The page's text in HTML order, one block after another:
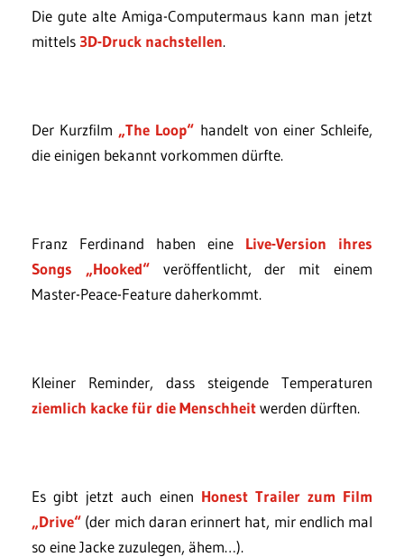
Die gute alte Amiga-Computermaus kann man jetzt
mittels 3D-Druck nachstellen.
Der Kurzfilm „The Loop“ handelt von einer Schleife,
die einigen bekannt vorkommen dürfte.
Franz Ferdinand haben eine Live-Version ihres
Songs „Hooked“veröffentlicht, der mit einem
Master-Peace-Feature daherkommt.
Kleiner Reminder, dass steigende Temperaturen
ziemlich kacke für die Menschheitwerden dürften.
Es gibt jetzt auch einen Honest Trailer zum Film
„Drive“ (der mich daran erinnert hat, mir endlich mal
so eine Jacke zuzulegen, ähem…).